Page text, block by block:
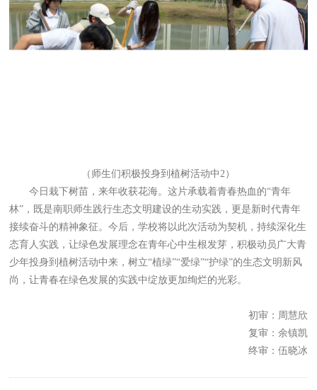
（师生们积极投身到植树活动中2）
今日栽下树苗，来年收获花海。这片承载着青春热血的“青年
林”，既是南职师生践行生态文明建设的生动实践，更是新时代青年
接续奋斗的精神象征。今后，学校将以此次活动为契机，持续深化生
态育人实践，让绿色发展理念在青年心中生根发芽，积极动员广大青
少年投身到植树活动中来，树立“植绿”“爱绿”“护绿”的生态文明新风
尚，让青春在绿色发展的实践中绽放更加绚烂的光彩。
初审：周慧欣
复审：余镇凯
终审：伍晓冰